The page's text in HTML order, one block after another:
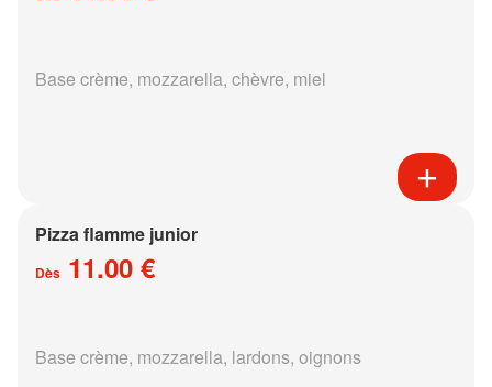
Base crème, mozzarella, chèvre, miel
Pizza flamme junior
Dès 11.00 €
Base crème, mozzarella, lardons, oignons